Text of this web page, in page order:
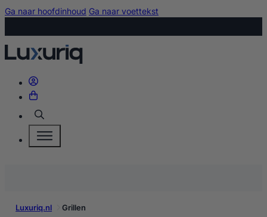
Ga naar hoofdinhoud Ga naar voettekst
Zoeken
Luxuriq.nl Grillen